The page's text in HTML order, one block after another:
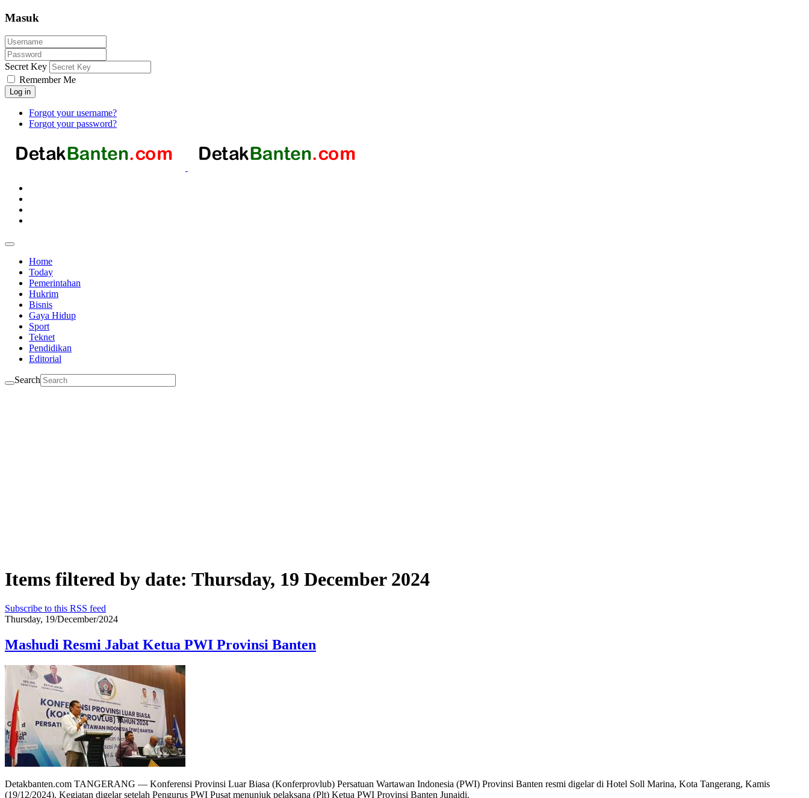
Masuk
Secret Key
Remember Me
Log in
Forgot your username?
Forgot your password?
Home
Today
Pemerintahan
Hukrim
Bisnis
Gaya Hidup
Sport
Teknet
Pendidikan
Editorial
Search
Items filtered by date: Thursday, 19 December 2024
Subscribe to this RSS feed
Thursday, 19/December/2024
Mashudi Resmi Jabat Ketua PWI Provinsi Banten
Detakbanten.com TANGERANG — Konferensi Provinsi Luar Biasa (Konferprovlub) Persatuan Wartawan Indonesia (PWI) Provinsi Banten resmi digelar di Hotel Soll Marina, Kota Tangerang, Kamis
(19/12/2024). Kegiatan digelar setelah Pengurus PWI Pusat menunjuk pelaksana (Plt) Ketua PWI Provinsi Banten Junaidi.